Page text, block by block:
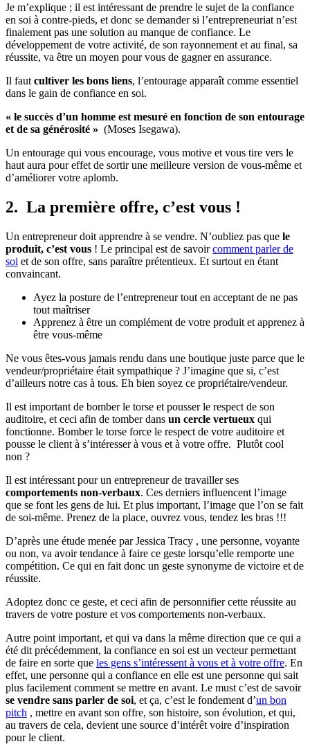
Je m’explique ; il est intéressant de prendre le sujet de la confiance
en soi à contre-pieds, et donc se demander si l’entrepreneuriat n’est
finalement pas une solution au manque de confiance. Le
développement de votre activité, de son rayonnement et au final, sa
réussite, va être un moyen pour vous de gagner en assurance.
Il faut cultiver les bons liens, l’entourage apparaît comme essentiel
dans le gain de confiance en soi.
« le succès d’un homme est mesuré en fonction de son entourage
et de sa générosité » (Moses Isegawa).
Un entourage qui vous encourage, vous motive et vous tire vers le
haut aura pour effet de sortir une meilleure version de vous-même et
d’améliorer votre aplomb.
2. La première offre, c’est vous !
Un entrepreneur doit apprendre à se vendre. N’oubliez pas que le
produit, c’est vous ! Le principal est de savoircomment parler de
soi et de son offre, sans paraître prétentieux. Et surtout en étant
convaincant.
Ayez la posture de l’entrepreneur tout en acceptant de ne pas
tout maîtriser
Apprenez à être un complément de votre produit et apprenez à
être vous-même
Ne vous êtes-vous jamais rendu dans une boutique juste parce que le
vendeur/propriétaire était sympathique ? J’imagine que si, c’est
d’ailleurs notre cas à tous. Eh bien soyez ce propriétaire/vendeur.
Il est important de bomber le torse et pousser le respect de son
auditoire, et ceci afin de tomber dans un cercle vertueux qui
fonctionne. Bomber le torse force le respect de votre auditoire et
pousse le client à s’intéresser à vous et à votre offre. Plutôt cool
non ?
Il est intéressant pour un entrepreneur de travailler ses
comportements non-verbaux. Ces derniers influencent l’image
que se font les gens de lui. Et plus important, l’image que l’on se fait
de soi-même. Prenez de la place, ouvrez vous, tendez les bras !!!
D’après une étude menée par Jessica Tracy , une personne, voyante
ou non, va avoir tendance à faire ce geste lorsqu’elle remporte une
compétition. Ce qui en fait donc un geste synonyme de victoire et de
réussite.
Adoptez donc ce geste, et ceci afin de personnifier cette réussite au
travers de votre posture et vos comportements non-verbaux.
Autre point important, et qui va dans la même direction que ce qui a
été dit précédemment, la confiance en soi est un vecteur permettant
de faire en sorte que les gens s’intéressent à vous et à votre offre. En
effet, une personne qui a confiance en elle est une personne qui sait
plus facilement comment se mettre en avant. Le must c’est de savoir
se vendre sans parler de soi, et ça, c’est le fondement d’un bon
pitch , mettre en avant son offre, son histoire, son évolution, et qui,
au travers de cela, devient une source d’intérêt voire d’inspiration
pour le client.